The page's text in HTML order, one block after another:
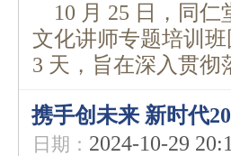
10 月 25 日，同仁
文化讲师专题培训
3 天，旨在深入贯彻
携手创未来 新时代
日期： 2024-10-29